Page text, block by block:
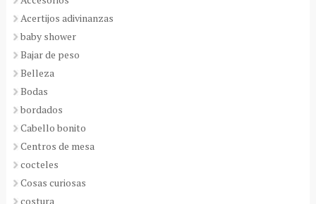
Acertijos adivinanzas
baby shower
Bajar de peso
Belleza
Bodas
bordados
Cabello bonito
Centros de mesa
cocteles
Cosas curiosas
costura